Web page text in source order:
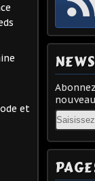
et
Email